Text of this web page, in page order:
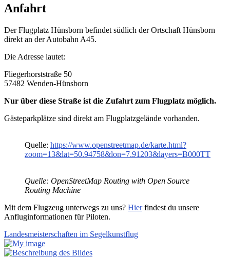
Anfahrt
Der Flugplatz Hünsborn befindet südlich der Ortschaft Hünsborn
direkt an der Autobahn A45.
Die Adresse lautet:
Fliegerhorststraße 50
57482 Wenden-Hünsborn
Nur über diese Straße ist die Zufahrt zum Flugplatz möglich.
Gästeparkplätze sind direkt am Flugplatzgelände vorhanden.
Quelle: https://www.openstreetmap.de/karte.html?
zoom=13&lat=50.94758&lon=7.91203&layers=B000TT
Quelle: OpenStreetMap Routing with Open Source
Routing Machine
Mit dem Flugzeug unterwegs zu uns? Hierfindest du unsere
Anfluginformationen für Piloten.
Landesmeisterschaften im Segelkunstflug